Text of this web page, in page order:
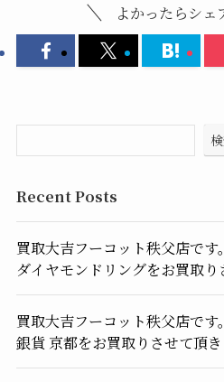
よかったらシェ
Recent Posts
買取大吉フーコット秩父店で
ダイヤモンドリングをお買取り
買取大吉フーコット秩父店で
銀貨 京都をお買取りさせて頂き